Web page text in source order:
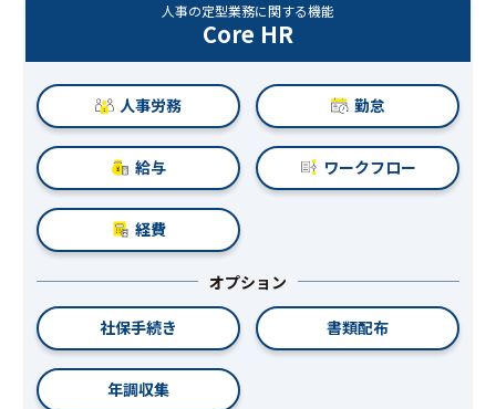
人事の定型業務に関する機能
Core HR
人事労務 勤怠
給与 ワークフロー
経費
オプション
社保手続き 書類配布
年調収集